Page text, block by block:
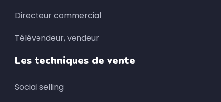
Directeur commercial
Télévendeur, vendeur
Les techniques de vente
Social selling